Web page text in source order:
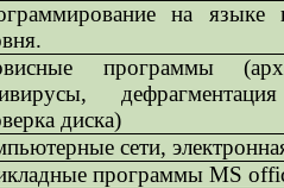
на языке
программы
диска)
сети,
программыMS